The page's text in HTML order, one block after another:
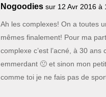
Nogoodies sur 12 Avr 2016 à
Ah les complexes! On a toutes
mêmes finalement! Pour ma
complexe c’est l’acné, à 30 ans
emmerdant 🙁 et sinon mon
comme toi je ne fais pas de